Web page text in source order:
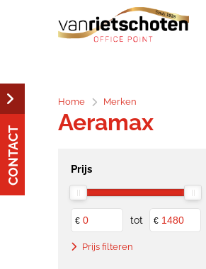
Home Merken
Aeramax
Prijs
€ tot €
Prijs filteren
CONTACT